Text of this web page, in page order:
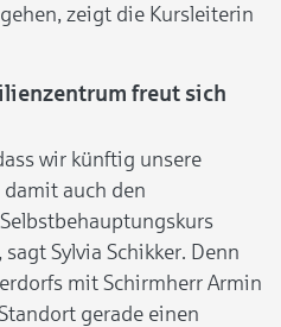
zeigt die Kursleiterin
freut sich
wir künftig unsere
auch den
Sylvia Schikker. Denn
mit Schirmherr Armin
gerade einen